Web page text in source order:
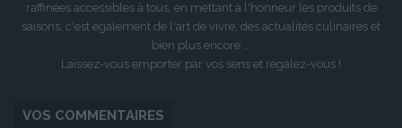
raffinées accessibles à tous, en mettant à l'honneur les produits de
saisons, c'est également de l'art de vivre, des actualités culinaires et
bien plus encore ...
Laissez-vous emporter par vos sens et régalez-vous !
VOS COMMENTAIRES